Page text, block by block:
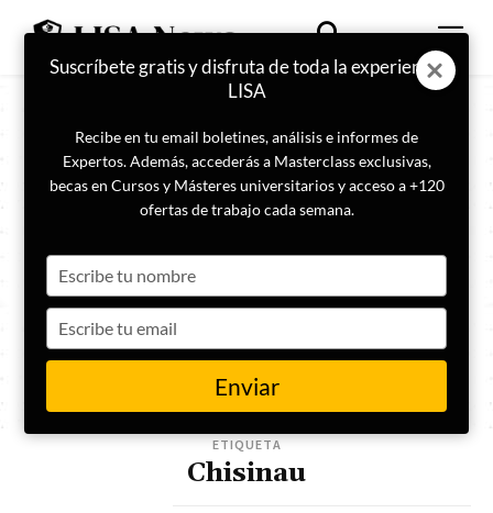
ETIQUETA
Chisinau
Suscríbete gratis y disfruta de toda la experiencia
LISA
Recibe en tu email boletines, análisis e informes de
Expertos. Además, accederás a Masterclass exclusivas,
becas en Cursos y Másteres universitarios y acceso a +120
ofertas de trabajo cada semana.
your
name
your
email
Enviar